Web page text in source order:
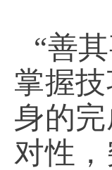
“善
掌握
身的
对性